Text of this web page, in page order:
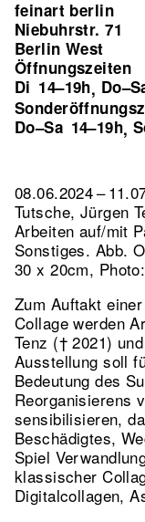
feinart berlin
Niebuhrstr. 71
Berlin West
Öffnungszeiten
Di 14–19h,
Do–Sa 14–19h,
08.06.2024 –
Tutsche, Jürgen
Arbeiten auf/mit
Sonstiges. Abb.
30 x 20cm,
Zum Auftakt
Collage werden
Tenz († 2021)
Ausstellung soll
Bedeutung des
Reorganisierens
sensibilisieren,
Beschädigtes,
Spiel
klassischer
Digitalcollagen,